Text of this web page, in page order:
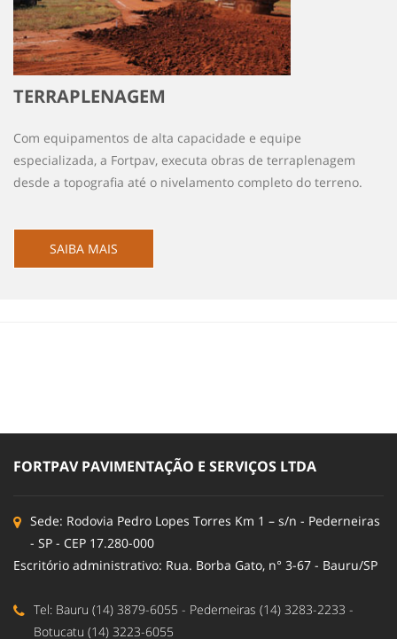
TERRAPLENAGEM
Com equipamentos de alta capacidade e equipe
especializada, a Fortpav, executa obras de terraplenagem
desde a topografia até o nivelamento completo do terreno.
SAIBA MAIS
FORTPAV PAVIMENTAÇÃO E SERVIÇOS LTDA
Sede: Rodovia Pedro Lopes Torres Km 1 – s/n - Pederneiras
- SP - CEP 17.280-000
Escritório administrativo: Rua. Borba Gato, n° 3-67 - Bauru/SP
Tel: Bauru (14) 3879-6055 - Pederneiras (14) 3283-2233 -
Botucatu (14) 3223-6055